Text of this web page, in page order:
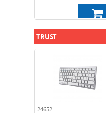
TRUST
24652